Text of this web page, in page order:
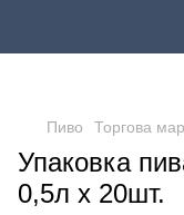
Пиво Торгова
Упаковка
0,5л х 20шт.